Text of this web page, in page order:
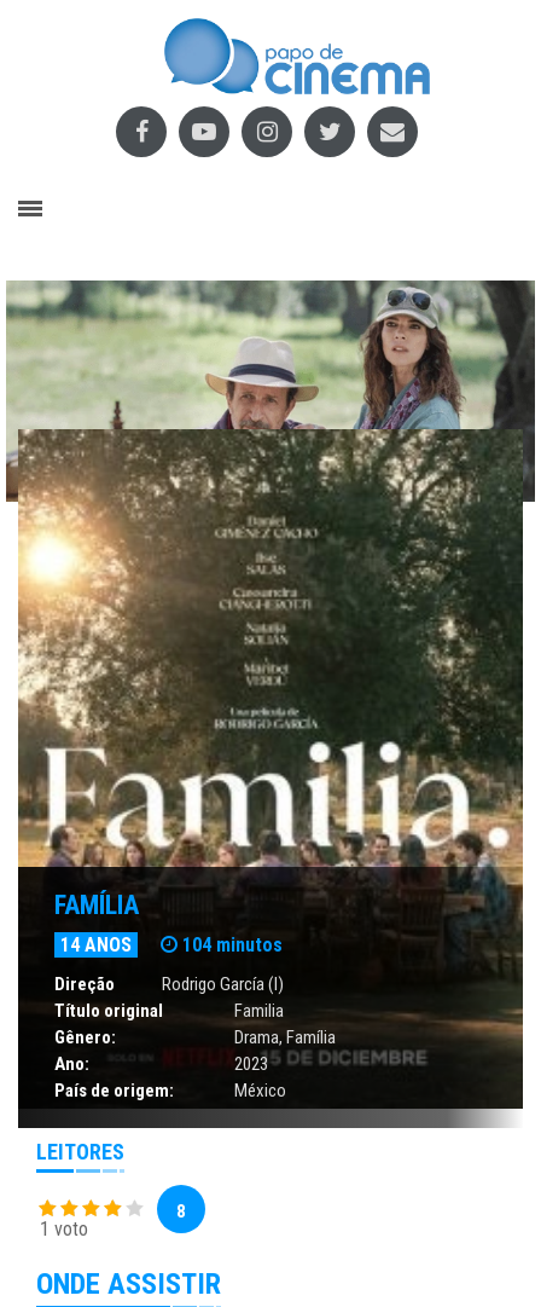
FAMÍLIA
14 ANOS 104 minutos
Direção
Rodrigo García (I)
Título original
Familia
Gênero:
Drama, Família
Ano:
2023
País de origem:
México
LEITORES
1 voto
8
ONDE ASSISTIR